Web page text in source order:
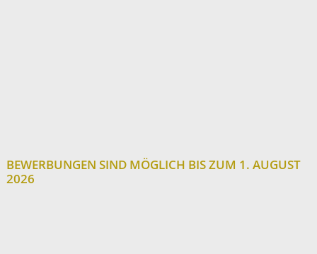
BEWERBUNGEN SIND MÖGLICH BIS ZUM 1. AUGUST
2026